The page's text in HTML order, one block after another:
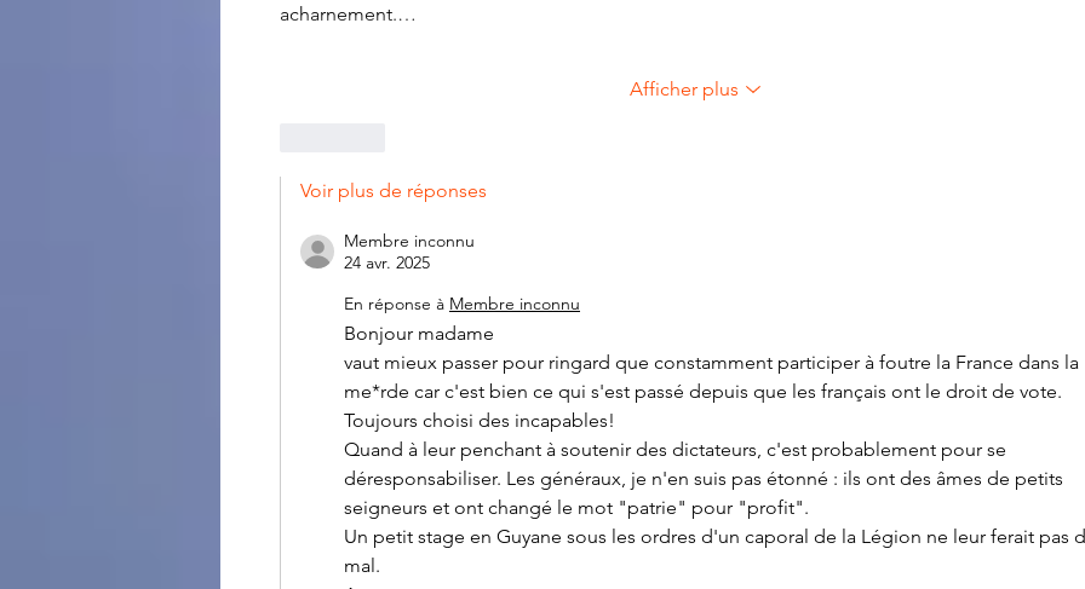
acharnement.…
Afficher plus
Voir plus de réponses
Membre inconnu
24 avr. 2025
En réponse à Membre inconnu
Bonjour madame
vaut mieux passer pour ringard que constamment participer à foutre la France dans la
me*rde car c'est bien ce qui s'est passé depuis que les français ont le droit de vote.
Toujours choisi des incapables!
Quand à leur penchant à soutenir des dictateurs, c'est probablement pour se
déresponsabiliser. Les généraux, je n'en suis pas étonné : ils ont des âmes de petits
seigneurs et ont changé le mot "patrie" pour "profit".
Un petit stage en Guyane sous les ordres d'un caporal de la Légion ne leur ferait pas
mal.